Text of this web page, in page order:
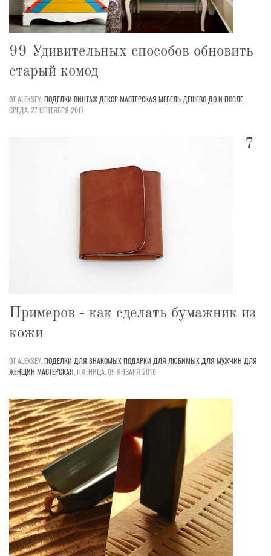
99 Удивительных способов обновить
старый комод
ОТ ALEKSEY,ПОДЕЛКИ ВИНТАЖ ДЕКОРМАСТЕРСКАЯ МЕБЕЛЬ ДЕШЕВО ДО И ПОСЛЕ,
СРЕДА, 27 СЕНТЯБРЯ 2017
7
Примеров - как сделать бумажник из
кожи
ОТ ALEKSEY,ПОДЕЛКИ ДЛЯ ЗНАКОМЫХПОДАРКИ ДЛЯ ЛЮБИМЫХ ДЛЯ МУЖЧИН ДЛЯ
ЖЕНЩИН МАСТЕРСКАЯ,ПЯТНИЦА, 05 ЯНВАРЯ 2018